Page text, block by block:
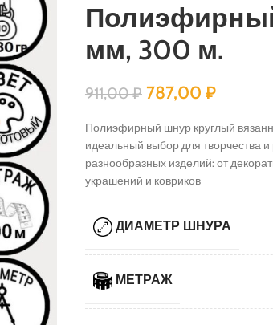
мм, 300 м.
911,00₽ 787,00 ₽
Полиэфирный шнур круглый
идеальный выбор для творчества
разнообразных изделий: от
украшений и ковриков
ДИАМЕТР ШНУРА
МЕТРАЖ